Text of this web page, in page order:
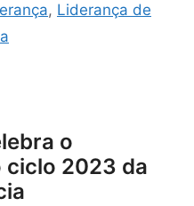
, Liderança de
o
ciclo 2023 da